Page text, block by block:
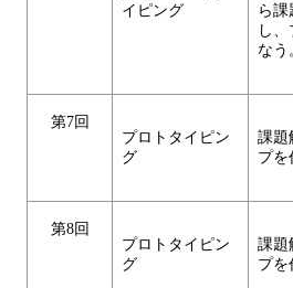
イピング
ら
し
なう
第7回
プロトタイピン
グ
課題
プを
第8回
プロトタイピン
グ
課題
プを